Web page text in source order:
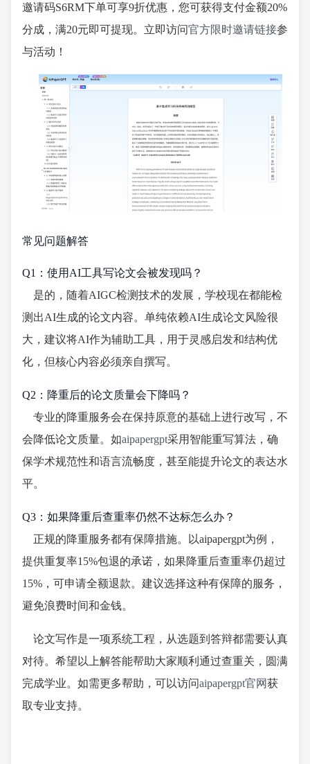
邀请码S6RM下单可享9折优惠，您可获得支付金额20%
分成，满20元即可提现。立即访问官方限时邀请链接参
与活动！
常见问题解答
Q1：使用AI工具写论文会被发现吗？
是的，随着AIGC检测技术的发展，学校现在都能检
测出AI生成的论文内容。单纯依赖AI生成论文风险很
大，建议将AI作为辅助工具，用于灵感启发和结构优
化，但核心内容必须亲自撰写。
Q2：降重后的论文质量会下降吗？
专业的降重服务会在保持原意的基础上进行改写，不
会降低论文质量。如aipapergpt采用智能重写算法，确
保学术规范性和语言流畅度，甚至能提升论文的表达水
平。
Q3：如果降重后查重率仍然不达标怎么办？
正规的降重服务都有保障措施。以aipapergpt为例，
提供重复率15%包退的承诺，如果降重后查重率仍超过
15%，可申请全额退款。建议选择这种有保障的服务，
避免浪费时间和金钱。
论文写作是一项系统工程，从选题到答辩都需要认真
对待。希望以上解答能帮助大家顺利通过查重关，圆满
完成学业。如需更多帮助，可以访问aipapergpt官网获
取专业支持。